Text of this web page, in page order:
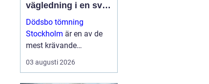
vägledning i en svår
tid
Dödsbo tömning
Stockholm är en av de
mest krävande
uppgifterna som många
förr eller senare behöver
03 augusti 2026